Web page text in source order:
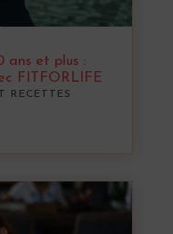
ans et plus :
FITFORLIFE
RECETTES